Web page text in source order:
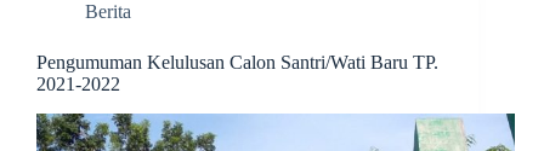
Berita
Pengumuman Kelulusan Calon Santri/Wati Baru TP.
2021-2022